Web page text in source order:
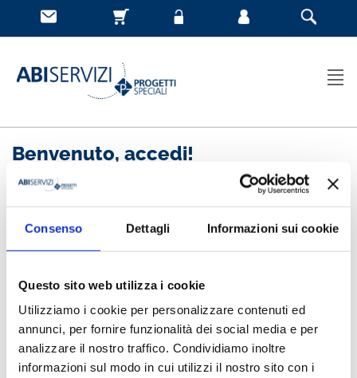
Consenso Dettagli Informazioni sui cookie
Questo sito web utilizza i cookie
Utilizziamo i cookie per personalizzare contenuti ed
annunci, per fornire funzionalità dei social media e per
analizzare il nostro traffico. Condividiamo inoltre
informazioni sul modo in cui utilizzi il nostro sito con i
Benvenuto, accedi!
la storia degli acquisti effettuati